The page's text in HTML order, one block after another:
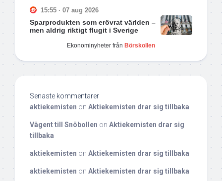
15:55 · 07 aug 2026
Sparprodukten som erövrat världen –
men aldrig riktigt flugit i Sverige
Ekonominyheter från Börskollen
Senaste kommentarer
aktiekemisten on Aktiekemisten drar sig tillbaka
Vägent till Snöbollen on Aktiekemisten drar sig
tillbaka
aktiekemisten on Aktiekemisten drar sig tillbaka
aktiekemisten on Aktiekemisten drar sig tillbaka